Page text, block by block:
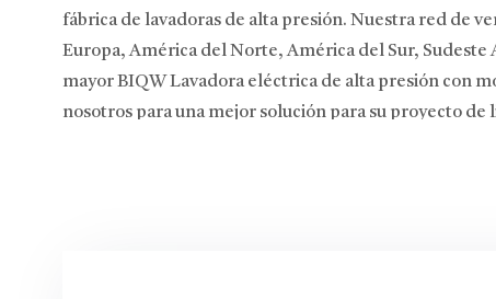
fábrica de lavadoras de alta presión. Nuestra red de
Europa, América del Norte, América del Sur, Sudeste
mayor BIQW Lavadora eléctrica de alta presión con
nosotros para una mejor solución para su proyecto